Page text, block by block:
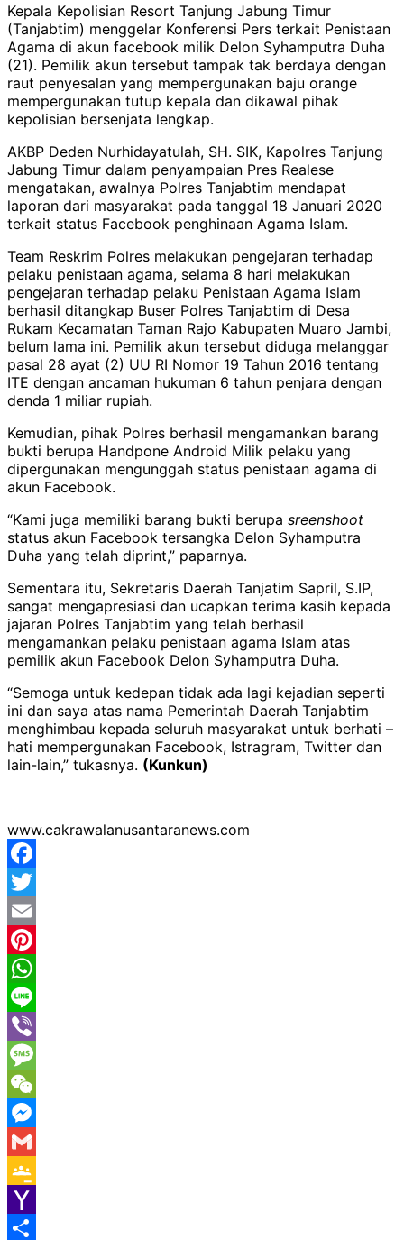
Kepala Kepolisian Resort Tanjung Jabung Timur
(Tanjabtim) menggelar Konferensi Pers terkait Penistaan
Agama di akun facebook milik Delon Syhamputra Duha
(21). Pemilik akun tersebut tampak tak berdaya dengan
raut penyesalan yang mempergunakan baju orange
mempergunakan tutup kepala dan dikawal pihak
kepolisian bersenjata lengkap.
AKBP Deden Nurhidayatulah, SH. SIK, Kapolres Tanjung
Jabung Timur dalam penyampaian Pres Realese
mengatakan, awalnya Polres Tanjabtim mendapat
laporan dari masyarakat pada tanggal 18 Januari 2020
terkait status Facebook penghinaan Agama Islam.
Team Reskrim Polres melakukan pengejaran terhadap
pelaku penistaan agama, selama 8 hari melakukan
pengejaran terhadap pelaku Penistaan Agama Islam
berhasil ditangkap Buser Polres Tanjabtim di Desa
Rukam Kecamatan Taman Rajo Kabupaten Muaro Jambi,
belum lama ini. Pemilik akun tersebut diduga melanggar
pasal 28 ayat (2) UU RI Nomor 19 Tahun 2016 tentang
ITE dengan ancaman hukuman 6 tahun penjara dengan
denda 1 miliar rupiah.
Kemudian, pihak Polres berhasil mengamankan barang
bukti berupa Handpone Android Milik pelaku yang
dipergunakan mengunggah status penistaan agama di
akun Facebook.
“Kami juga memiliki barang bukti berupa sreenshoot
status akun Facebook tersangka Delon Syhamputra
Duha yang telah diprint,” paparnya.
Sementara itu, Sekretaris Daerah Tanjatim Sapril, S.IP,
sangat mengapresiasi dan ucapkan terima kasih kepada
jajaran Polres Tanjabtim yang telah berhasil
mengamankan pelaku penistaan agama Islam atas
pemilik akun Facebook Delon Syhamputra Duha.
“Semoga untuk kedepan tidak ada lagi kejadian seperti
ini dan saya atas nama Pemerintah Daerah Tanjabtim
menghimbau kepada seluruh masyarakat untuk berhati –
hati mempergunakan Facebook, Istragram, Twitter dan
lain-lain,” tukasnya. (Kunkun)
www.cakrawalanusantaranews.com
Facebook
Twitter
Email
Pinterest
WhatsApp
Line
Viber
Message
WeChat
Messenger
Gmail
Google
Classroom
Yahoo